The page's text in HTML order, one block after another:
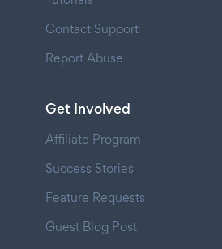
Contact Support
Report Abuse
Get Involved
Affiliate Program
Success Stories
Feature Requests
Guest Blog Post